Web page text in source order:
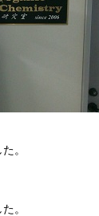
。
。